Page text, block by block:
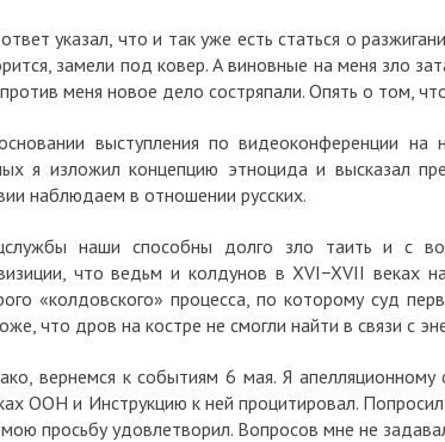
указал, что и так уже есть статься о
замели под ковер. А виновные на меня зло
меня новое дело состряпали. Опять о том,
выступления по видеоконференции на
я изложил концепцию этноцида и высказал
наблюдаем в отношении русских.
наши способны долго зло таить и с
что ведьм и колдунов в XVI−XVII веках
«колдовского» процесса, по которому суд
что дров на костре не смогли найти в связи с
вернемся к событиям 6 мая. Я
ООН и Инструкцию к ней процитировал.
просьбу удовлетворил. Вопросов мне не